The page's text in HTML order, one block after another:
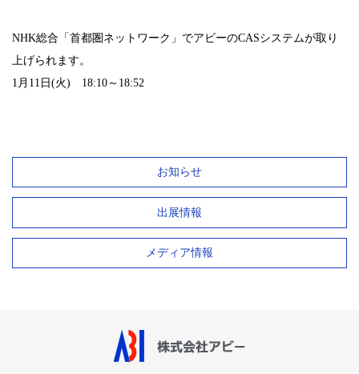
NHK総合「首都圏ネットワーク」でアビーのCASシステムが取り
上げられます。
1月11日(火) 18:10～18:52
お知らせ
出展情報
メディア情報